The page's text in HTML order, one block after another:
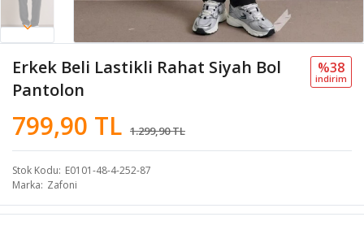
Erkek Beli Lastikli Rahat Siyah Bol
Pantolon
799,90 TL 1.299,90 TL
%38
i̇ndi̇ri̇m
Stok Kodu E0101-48-4-252-87
Marka Zafoni